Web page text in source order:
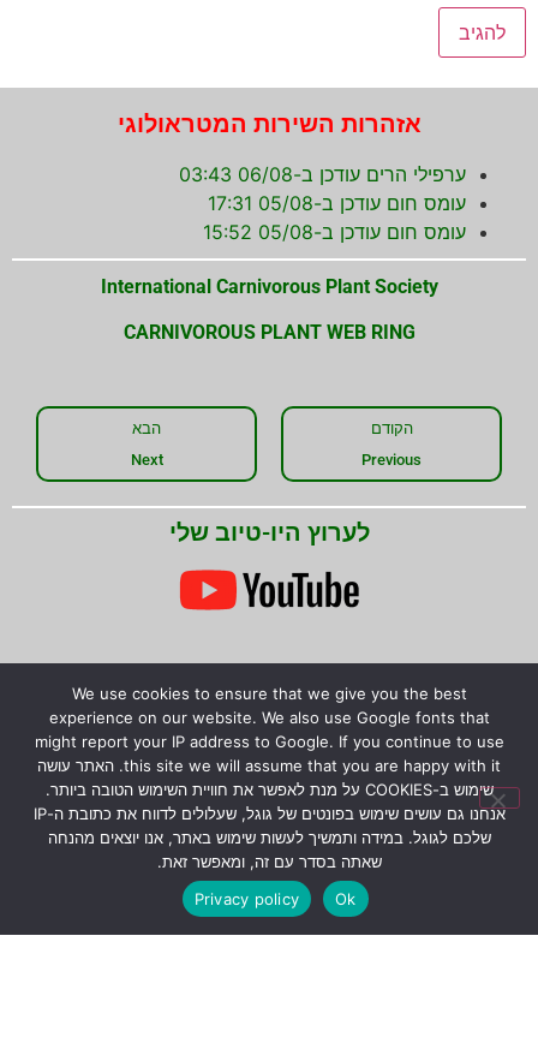
אזהרות השירות המטראולוגי
ערפילי הרים עודכן ב-06/08 03:43
עומס חום עודכן ב-05/08 17:31
עומס חום עודכן ב-05/08 15:52
International Carnivorous Plant Society
CARNIVOROUS PLANT WEB RING
הקודם
Previous
הבא
Next
לערוץ היו-טיוב שלי
We use cookies to ensure that we give you the best
experience on our website. We also use Google fonts that
might report your IP address to Google. If you continue to use
this site we will assume that you are happy with it. האתר עושה
שימוש ב-COOKIES על מנת לאפשר את חוויית השימוש הטובה ביותר.
אנחנו גם עושים שימוש בפונטים של גוגל, שעלולים לדווח את כתובת ה-IP
שלכם לגוגל. במידה ותמשיך לעשות שימוש באתר, אנו יוצאים מהנחה
שאתה בסדר עם זה, ומאפשר זאת.
Ok
Privacy policy